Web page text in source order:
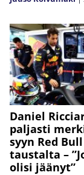
Daniel
paljasti
syyn Red
taustalta –
olisi jäänyt”